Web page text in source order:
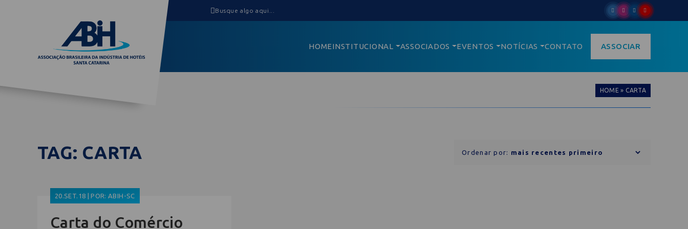
HOMEINSTITUCIONAL ASSOCIADOS EVENTOS NOTÍCIAS CONTATO ASSOCIAR
HOME » CARTA
TAG: CARTA Ordenar por:
20.SET.18 | POR: ABIH-SC
Carta do Comércio